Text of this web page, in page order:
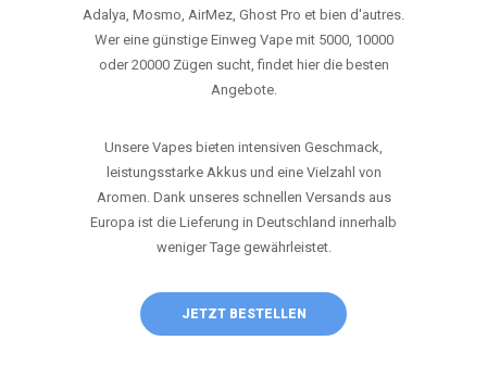
Adalya, Mosmo, AirMez, Ghost Pro et bien d'autres.
Wer eine günstige Einweg Vape mit 5000, 10000
oder 20000 Zügen sucht, findet hier die besten
Angebote.
Unsere Vapes bieten intensiven Geschmack,
leistungsstarke Akkus und eine Vielzahl von
Aromen. Dank unseres schnellen Versands aus
Europa ist die Lieferung in Deutschland innerhalb
weniger Tage gewährleistet.
JETZT BESTELLEN